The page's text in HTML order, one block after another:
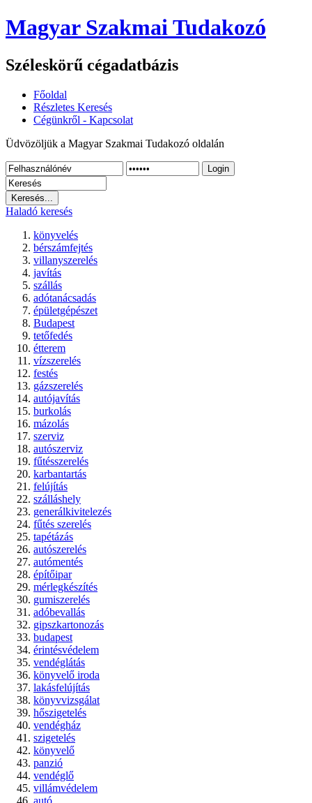
Magyar Szakmai Tudakozó
Széleskörű cégadatbázis
Főoldal
Részletes Keresés
Cégünkről - Kapcsolat
Üdvözöljük a Magyar Szakmai Tudakozó oldalán
Login
Haladó keresés
könyvelés
bérszámfejtés
villanyszerelés
javítás
szállás
adótanácsadás
épületgépészet
Budapest
tetőfedés
étterem
vízszerelés
festés
gázszerelés
autójavítás
burkolás
mázolás
szerviz
autószerviz
fűtésszerelés
karbantartás
felújítás
szálláshely
generálkivitelezés
fűtés szerelés
tapétázás
autószerelés
autómentés
építőipar
mérlegkészítés
gumiszerelés
adóbevallás
gipszkartonozás
budapest
érintésvédelem
vendéglátás
könyvelő iroda
lakásfelújítás
könyvvizsgálat
hőszigetelés
vendégház
szigetelés
könyvelő
panzió
vendéglő
villámvédelem
autó